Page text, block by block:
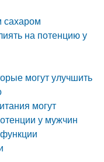
сахаром
на потенцию у
могут улучшить
могут
у мужчин